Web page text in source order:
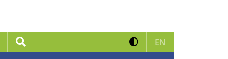
Kontrast erhöhen
EN